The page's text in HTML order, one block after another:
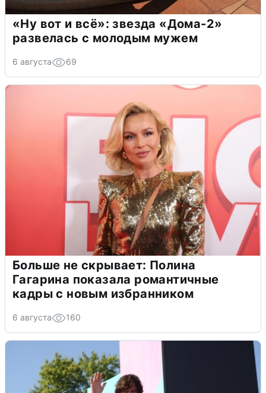
«Ну вот и всё»: звезда «Дома-2»
развелась с молодым мужем
6 августа 69
Больше не скрывает: Полина
Гагарина показала романтичные
кадры с новым избранником
6 августа 160